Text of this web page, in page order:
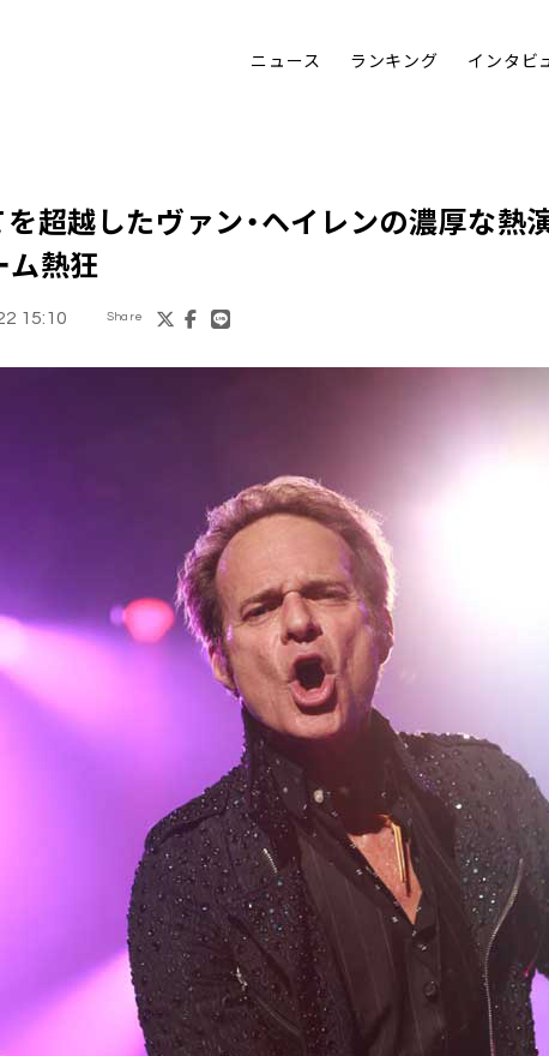
ニュース ランキング インタビ
を超越したヴァン・ヘイレンの濃厚な熱
ム熱狂
15:10 Share